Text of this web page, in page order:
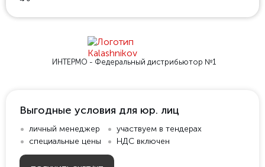
ИНТЕРМО - Федеральный дистрибьютор №1
Выгодные условия для юр. лиц
личный менеджер
специальные цены
участвуем в тендерах
НДС включен